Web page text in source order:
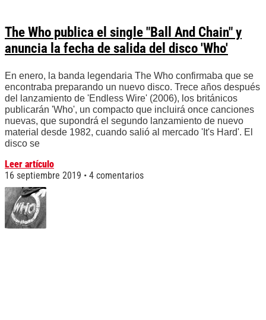
The Who publica el single "Ball And Chain" y
anuncia la fecha de salida del disco 'Who'
En enero, la banda legendaria The Who confirmaba que se
encontraba preparando un nuevo disco. Trece años después
del lanzamiento de 'Endless Wire' (2006), los británicos
publicarán 'Who', un compacto que incluirá once canciones
nuevas, que supondrá el segundo lanzamiento de nuevo
material desde 1982, cuando salió al mercado 'It's Hard'. El
disco se
Leer artículo
16 septiembre 2019
4 comentarios